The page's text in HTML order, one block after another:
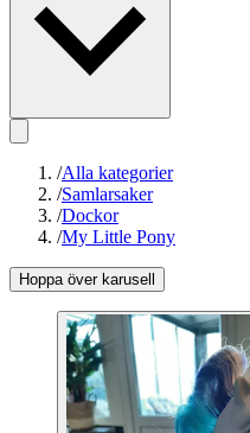
/Alla kategorier
/Samlarsaker
/Dockor
/My Little Pony
Hoppa över karusell